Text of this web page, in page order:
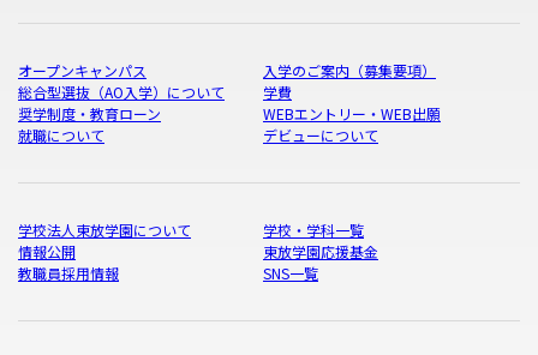
オープンキャンパス
入学のご案内（募集要項）
総合型選抜（AO入学）について
学費
奨学制度・教育ローン
WEBエントリー・WEB出願
就職について
デビューについて
学校法人東放学園について
学校・学科一覧
情報公開
東放学園応援基金
教職員採用情報
SNS一覧